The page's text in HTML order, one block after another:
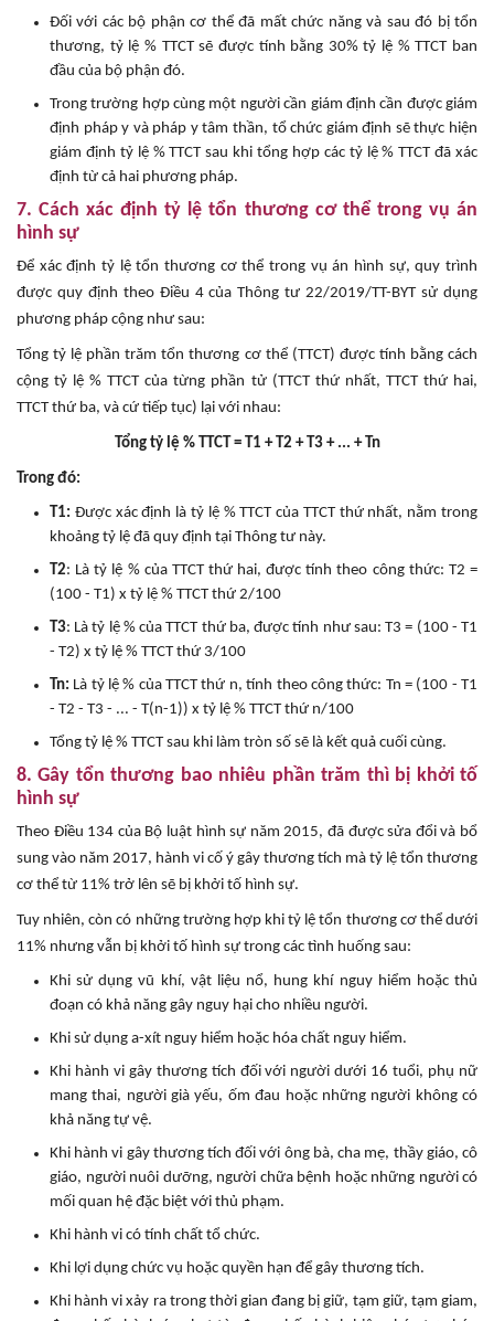
Đối với các bộ phận cơ thể đã mất chức năng và sau đó bị tổn
thương, tỷ lệ % TTCT sẽ được tính bằng 30% tỷ lệ % TTCT ban
đầu của bộ phận đó.
Trong trường hợp cùng một người cần giám định cần được giám
định pháp y và pháp y tâm thần, tổ chức giám định sẽ thực hiện
giám định tỷ lệ % TTCT sau khi tổng hợp các tỷ lệ % TTCT đã xác
định từ cả hai phương pháp.
7. Cách xác định tỷ lệ tổn thương cơ thể trong vụ án
hình sự
Để xác định tỷ lệ tổn thương cơ thể trong vụ án hình sự, quy trình
được quy định theo Điều 4 của Thông tư 22/2019/TT-BYT sử dụng
phương pháp cộng như sau:
Tổng tỷ lệ phần trăm tổn thương cơ thể (TTCT) được tính bằng cách
cộng tỷ lệ % TTCT của từng phần tử (TTCT thứ nhất, TTCT thứ hai,
TTCT thứ ba, và cứ tiếp tục) lại với nhau:
Tổng tỷ lệ % TTCT = T1 + T2 + T3 + ... + Tn
Trong đó:
T1: Được xác định là tỷ lệ % TTCT của TTCT thứ nhất, nằm trong
khoảng tỷ lệ đã quy định tại Thông tư này.
T2: Là tỷ lệ % của TTCT thứ hai, được tính theo công thức: T2 =
(100 - T1) x tỷ lệ % TTCT thứ 2/100
T3: Là tỷ lệ % của TTCT thứ ba, được tính như sau: T3 = (100 - T1
- T2) x tỷ lệ % TTCT thứ 3/100
Tn: Là tỷ lệ % của TTCT thứ n, tính theo công thức: Tn = (100 - T1
- T2 - T3 - ... - T(n-1)) x tỷ lệ % TTCT thứ n/100
Tổng tỷ lệ % TTCT sau khi làm tròn số sẽ là kết quả cuối cùng.
8. Gây tổn thương bao nhiêu phần trăm thì bị khởi tố
hình sự
Theo Điều 134 của Bộ luật hình sự năm 2015, đã được sửa đổi và bổ
sung vào năm 2017, hành vi cố ý gây thương tích mà tỷ lệ tổn thương
cơ thể từ 11% trở lên sẽ bị khởi tố hình sự.
Tuy nhiên, còn có những trường hợp khi tỷ lệ tổn thương cơ thể dưới
11% nhưng vẫn bị khởi tố hình sự trong các tình huống sau:
Khi sử dụng vũ khí, vật liệu nổ, hung khí nguy hiểm hoặc thủ
đoạn có khả năng gây nguy hại cho nhiều người.
Khi sử dụng a-xít nguy hiểm hoặc hóa chất nguy hiểm.
Khi hành vi gây thương tích đối với người dưới 16 tuổi, phụ nữ
mang thai, người già yếu, ốm đau hoặc những người không có
khả năng tự vệ.
Khi hành vi gây thương tích đối với ông bà, cha mẹ, thầy giáo, cô
giáo, người nuôi dưỡng, người chữa bệnh hoặc những người có
mối quan hệ đặc biệt với thủ phạm.
Khi hành vi có tính chất tổ chức.
Khi lợi dụng chức vụ hoặc quyền hạn để gây thương tích.
Khi hành vi xảy ra trong thời gian đang bị giữ, tạm giữ, tạm giam,